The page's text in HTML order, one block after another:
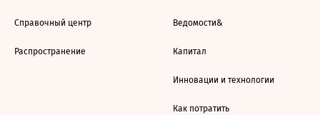
Справочный центр
Распространение
Ведомости&
Капитал
Инновации и технологии
Как потратить